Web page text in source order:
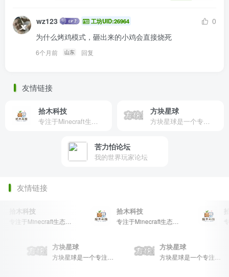
wz123 工坊UID:26964
0
为什么烤鸡模式，砸出来的小鸡会直接烧死
6个月前 山东 回复
友情链接
拾木科技
专注于Minecraft生态建设
方块星球
方块星球是一个专注于我的世界的中文论坛，提供丰富的资源分享、玩家交流和创意展示，包括地图、皮肤、数据包等内容，打造Minecraft玩家的专属社区乐园！
苦力怕论坛
我的世界玩家论坛
友情链接
拾木科技
专注于Minecraft生态建设
拾木科技
专注于Minecraft生态建设
拾
方块星球 方块星球